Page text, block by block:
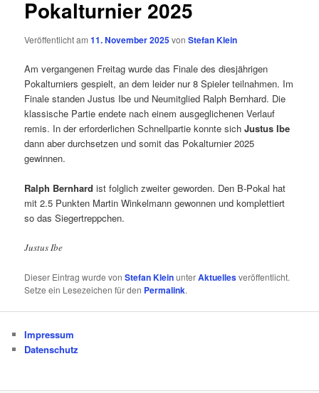
Pokalturnier 2025
Veröffentlicht am11. November 2025vonStefan Klein
Am vergangenen Freitag wurde das Finale des diesjährigen
Pokalturniers gespielt, an dem leider nur 8 Spieler teilnahmen. Im
Finale standen Justus Ibe und Neumitglied Ralph Bernhard. Die
klassische Partie endete nach einem ausgeglichenen Verlauf
remis. In der erforderlichen Schnellpartie konnte sichJustus Ibe
dann aber durchsetzen und somit das Pokalturnier 2025
gewinnen.
Ralph Bernhard ist folglich zweiter geworden. Den B-Pokal hat
mit 2.5 Punkten Martin Winkelmann gewonnen und komplettiert
so das Siegertreppchen.
Justus Ibe
Dieser Eintrag wurde vonStefan KleinunterAktuellesveröffentlicht.
Setze ein Lesezeichen für den Permalink.
Impressum
Datenschutz